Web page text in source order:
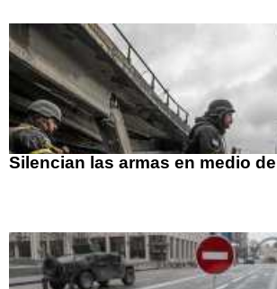
Silencian las armas en medio